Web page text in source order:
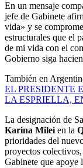
En un mensaje
jefe de Gabinete
vida» y se
estructurales que el
de mi vida con el
Gobierno siga
También en
EL PRESIDENTE
LA ESPRIELLA,
La designación de
Karina Mileien la
prioridades del
proyectos
Gabinete que apoye